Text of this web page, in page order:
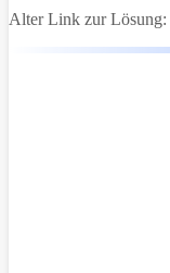
Alter Link zur Lösung: